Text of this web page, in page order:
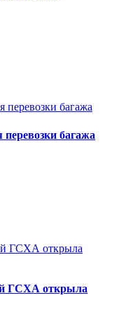
багажа
ГСХА открыла